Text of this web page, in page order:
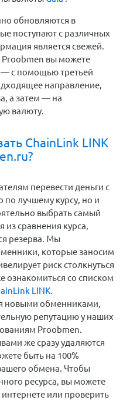
обновляются в
поступают с различных
является свежей.
вы можете
с помощью третьей
направление,
а затем — на
валюту.
ChainLink LINK
перевести деньги c
по лучшему курсу, но и
выбрать самый
сравнения курса,
резерва. Мы
которые заносим
риск столкнуться
ознакомиться со списком
LINK.
новыми обменниками,
репутацию у наших
Proobmen.
же сразу удаляются
быть на 100%
обмена. Чтобы
ресурса, вы можете
или проверить